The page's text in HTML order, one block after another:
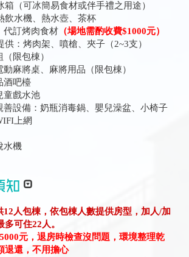
（可冰簡易食材或伴手禮之用途）
水機、熱水壺、茶杯
代訂烤肉食材 （場地需酌收費$1000元）
：烤肉架、噴槍、夾子（2~3支）
限包棟）
麻將桌、麻將用品（限包棟）
酒吧檯
童戲水池
善設備：奶瓶消毒鍋、嬰兒澡盆、小椅子
上網
水機
人包棟，依包棟人數提供房型，加人/加
可住22人。
元，退房時檢查沒問題，環境整理乾
退還，不用擔心